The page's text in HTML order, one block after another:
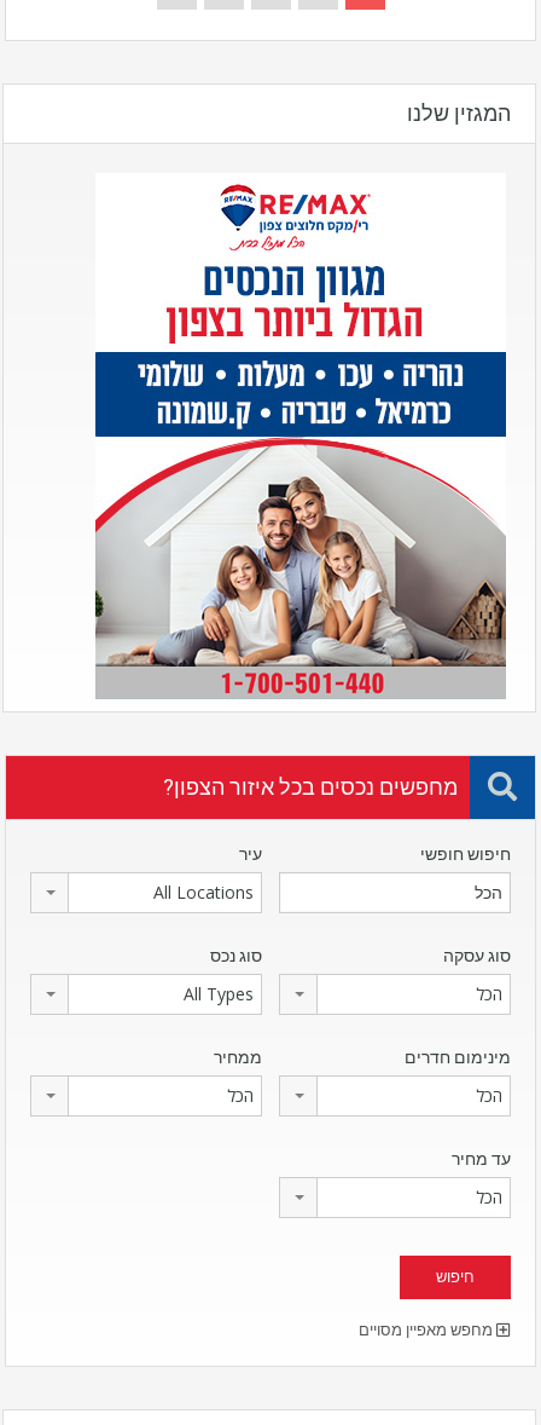
המגזין שלנו
מחפשים נכסים בכל איזור הצפון?
חיפוש חופשי עיר
All Locations
סוג עסקה
הכל
סוג נכס
All Types
מינימום חדרים
הכל
ממחיר
הכל
עד מחיר
הכל
מחפש מאפיין מסויים